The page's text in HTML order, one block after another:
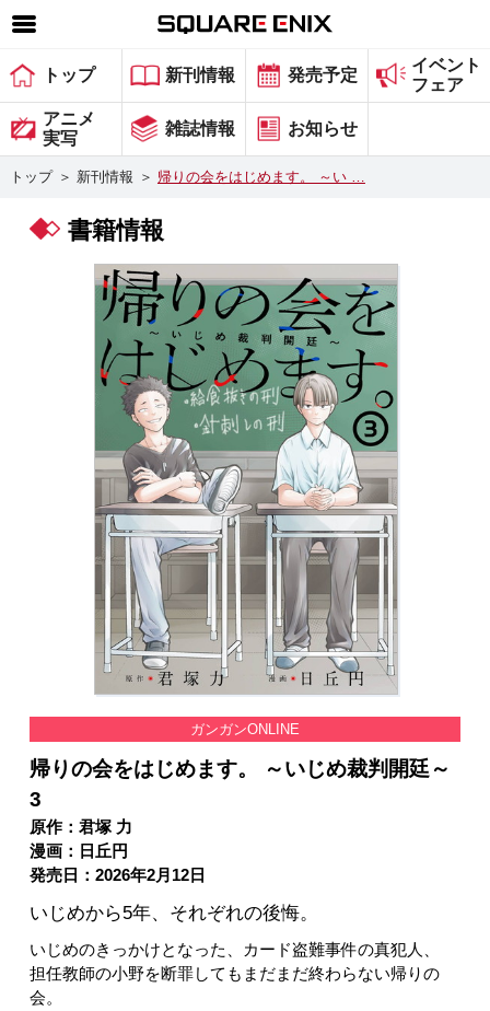
SQUARE ENIX 公式サイトメニュー
ゲーム
マガジン＆ブックス
グッズ
会社情報 採用情報
スクウェア・エニックス サイト内検索
トップ 新刊情報 発売予定
イベント
フェア
アニメ
実写
雑誌情報 お知らせ
トップ ＞ 新刊情報 ＞ 帰りの会をはじめます。 ～い …
書籍情報
ガンガンONLINE
帰りの会をはじめます。 ～いじめ裁判開廷～
3
原作：君塚 力
漫画：日丘円
発売日：2026年2月12日
いじめから5年、それぞれの後悔。
いじめのきっかけとなった、カード盗難事件の真犯人、
担任教師の小野を断罪してもまだまだ終わらない帰りの
会。